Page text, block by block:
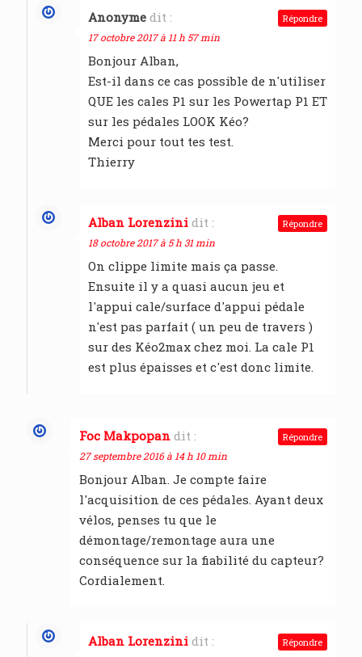
Anonyme dit :
17 octobre 2017 à 11 h 57 min
Bonjour Alban,
Est-il dans ce cas possible de n'utiliser
QUE les cales P1 sur les Powertap P1 ET
sur les pédales LOOK Kéo?
Merci pour tout tes test.
Thierry
Répondre
Alban Lorenzini dit :
18 octobre 2017 à 5 h 31 min
On clippe limite mais ça passe.
Ensuite il y a quasi aucun jeu et
l'appui cale/surface d'appui pédale
n'est pas parfait ( un peu de travers )
sur des Kéo2max chez moi. La cale P1
est plus épaisses et c'est donc limite.
Répondre
Foc Makpopan dit :
27 septembre 2016 à 14 h 10 min
Bonjour Alban. Je compte faire
l'acquisition de ces pédales. Ayant deux
vélos, penses tu que le
démontage/remontage aura une
conséquence sur la fiabilité du capteur?
Cordialement.
Répondre
Alban Lorenzini dit : Répondre